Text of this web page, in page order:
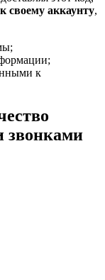
своему аккаунту,
к
звонками